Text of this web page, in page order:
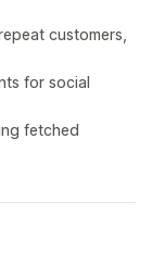
customers,
for social
fetched